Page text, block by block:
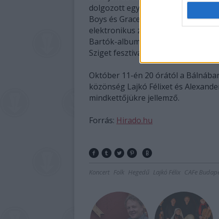
dolgozott együtt, mint például
Boys és Grace Jones,
Possessed
elektronikus zene egyik úttörője, a
Bartók-albumán, és azóta is
Sziget fesztiválon is.
Október 11-én 20 órától a
közönség Lajkó Félixet és
mindkettőjükre jellemző.
Forrás: Hirado.hu
Koncert Folk Hegedű Lajkó Félix CAFe